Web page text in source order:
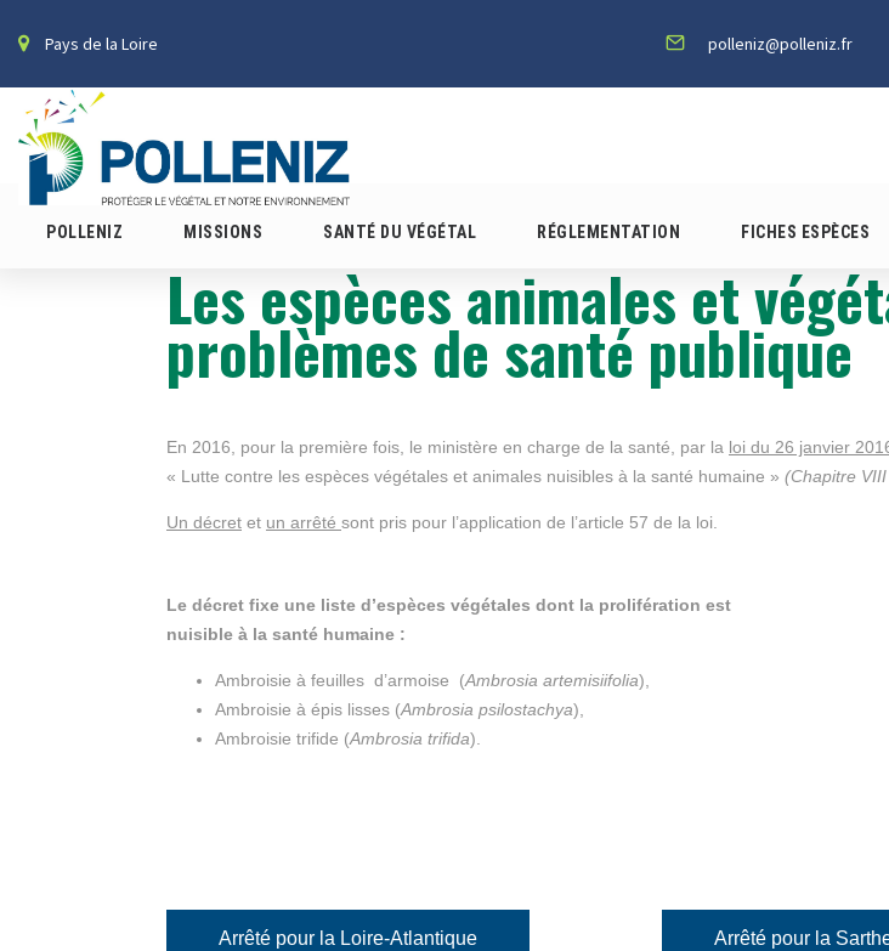
Pays de la Loire polleniz@polleniz.fr
POLLENIZ MISSIONS SANTÉ DU VÉGÉTAL RÉGLEMENTATION FICHES ESPÈCES
Les espèces animales et
problèmes de santé publique
En 2016, pour la première fois, le ministère en charge de la santé, par la loi du 26 janvier
« Lutte contre les espèces végétales et animales nuisibles à la santé humaine » (Chapitre
Un décret et un arrêté sont pris pour l’application de l’article 57 de la loi.
Le décret fixe une liste d’espèces végétales dont la prolifération est
nuisible à la santé humaine :
Ambroisie à feuilles d’armoise (Ambrosia artemisiifolia),
Ambroisie à épis lisses (Ambrosia psilostachya),
Ambroisie trifide (Ambrosia trifida).
Arrêté pour la Loire-Atlantique Arrêté pour la